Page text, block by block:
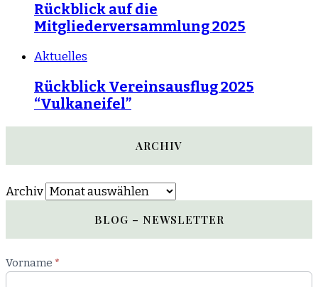
Rückblick auf die
Mitgliederversammlung 2025
Aktuelles
Rückblick Vereinsausflug 2025
“Vulkaneifel”
ARCHIV
Archiv
BLOG – NEWSLETTER
Newsletter
Blog
Vorname *